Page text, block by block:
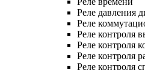
Реле давления
Реле
Реле контроля
Реле контроля
Реле контроля
Реле контроля